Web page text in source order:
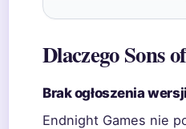
Dlaczego Sons
Brak ogłoszenia
Endnight Games nie